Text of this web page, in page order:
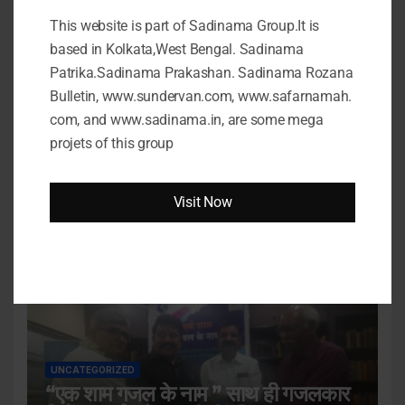
भारतीय साहित्य में लोकतंत्र : एक संवाद.
UNCATEGORIZED
“एक शाम गजल के नाम ” साथ ही गजलकार
This website is part of Sadinama Group.It is
based in Kolkata,West Bengal. Sadinama
Patrika.Sadinama Prakashan. Sadinama Rozana
Bulletin, www.sundervan.com, www.safarnamah.
com, and www.sadinama.in, are some mega
projets of this group
Visit Now